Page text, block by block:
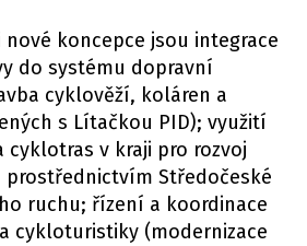
koncepce jsou integrace
do systému dopravní
cyklověží, koláren a
s Lítačkou PID); využití
v kraji pro rozvoj
Středočeské
ruchu; řízení a koordinace
cykloturistiky (modernizace